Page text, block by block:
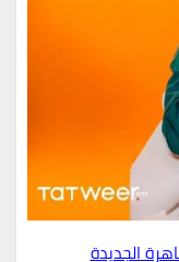
الجديدة